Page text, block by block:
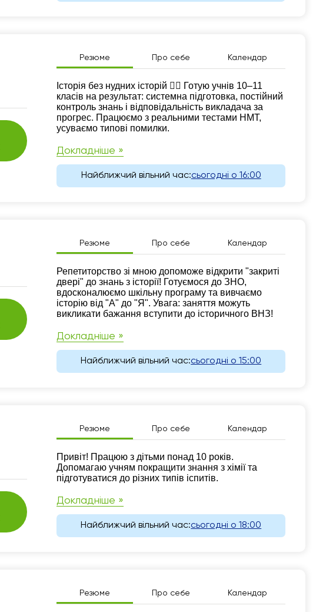
Резюме Про себе Календар
Резюме
Історія без нудних історій ✋🏻 Готую учнів 10–11
класів на результат: системна підготовка, постійний
контроль знань і відповідальність викладача за
прогрес. Працюємо з реальними тестами НМТ,
усуваємо типові помилки.
Докладніше »
Найближчий вільний час:сьогодні о 16:00
Резюме Про себе Календар
Резюме
Репетиторство зі мною допоможе відкрити "закриті
двері" до знань з історії! Готуємося до ЗНО,
вдосконалюємо шкільну програму та вивчаємо
історію від "А" до "Я". Увага: заняття можуть
викликати бажання вступити до історичного ВНЗ!
Докладніше »
Найближчий вільний час:сьогодні о 15:00
Резюме Про себе Календар
Резюме
Привіт! Працюю з дітьми понад 10 років.
Допомагаю учням покращити знання з хімії та
підготуватися до різних типів іспитів.
Докладніше »
Найближчий вільний час:сьогодні о 18:00
Резюме Про себе Календар